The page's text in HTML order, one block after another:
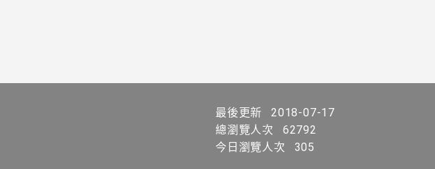
最後更新
2018-07-17
總瀏覽人次
62792
今日瀏覽人次
305